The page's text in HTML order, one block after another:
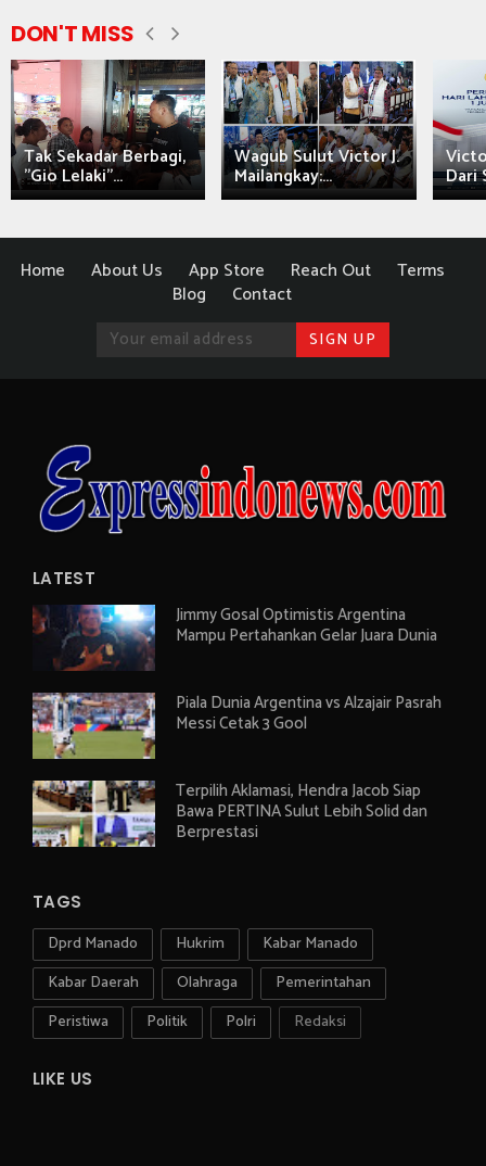
DON'T MISS
Tak Sekadar Berbagi,
"Gio Lelaki"...
Wagub Sulut Victor J.
Mailangkay:... Dari
Home About Us App Store Reach Out
Terms
Blog
Contact
LATEST
Jimmy Gosal Optimistis Argentina
Mampu Pertahankan Gelar Juara Dunia
Piala Dunia Argentina vs Alzajair Pasrah
Messi Cetak 3 Gool
Terpilih Aklamasi, Hendra Jacob Siap
Bawa PERTINA Sulut Lebih Solid dan
Berprestasi
TAGS
Dprd Manado Hukrim
Kabar Manado
Kabar Daerah
Olahraga
Pemerintahan
Peristiwa
Politik Polri Redaksi
LIKE US